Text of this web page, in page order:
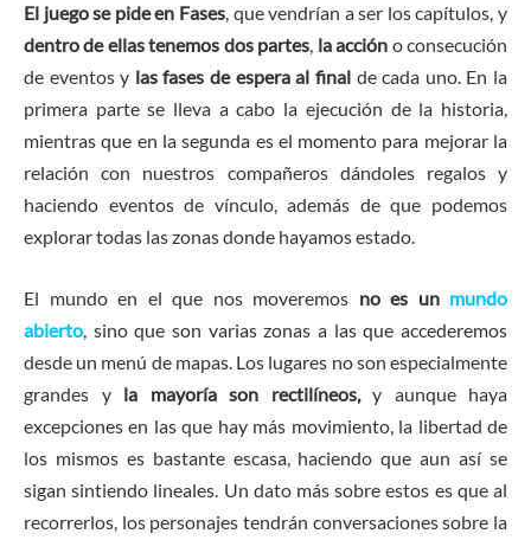
El juego se pide en Fases, que vendrían a ser los capítulos, y
dentro de ellas tenemos dos partes, la acción o consecución
de eventos y las fases de espera al final de cada uno. En la
primera parte se lleva a cabo la ejecución de la historia,
mientras que en la segunda es el momento para mejorar la
relación con nuestros compañeros dándoles regalos y
haciendo eventos de vínculo, además de que podemos
explorar todas las zonas donde hayamos estado.
El mundo en el que nos moveremos no es un mundo
abierto , sino que son varias zonas a las que accederemos
desde un menú de mapas. Los lugares no son especialmente
grandes y la mayoría son rectilíneos,y aunque haya
excepciones en las que hay más movimiento, la libertad de
los mismos es bastante escasa, haciendo que aun así se
sigan sintiendo lineales. Un dato más sobre estos es que al
recorrerlos, los personajes tendrán conversaciones sobre la